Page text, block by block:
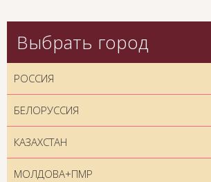
Выбрать город
РОССИЯ
БЕЛОРУССИЯ
КАЗАХСТАН
МОЛДОВА+ПМР